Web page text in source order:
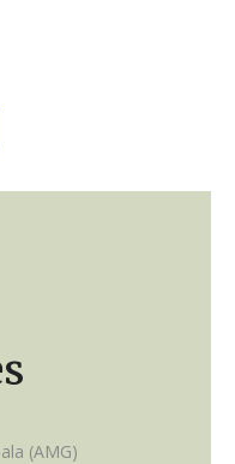
(AMG)